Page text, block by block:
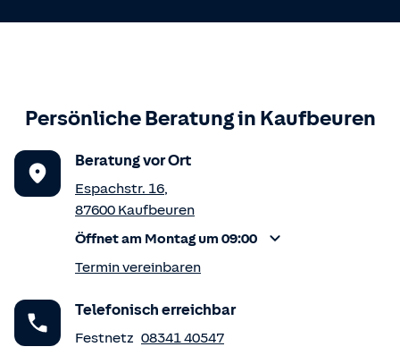
Persönliche Beratung in Kaufbeuren
Beratung vor Ort
Espachstr. 16,
87600 Kaufbeuren
Öffnet am Montag um 09:00
Termin vereinbaren
Telefonisch erreichbar
Festnetz 08341 40547